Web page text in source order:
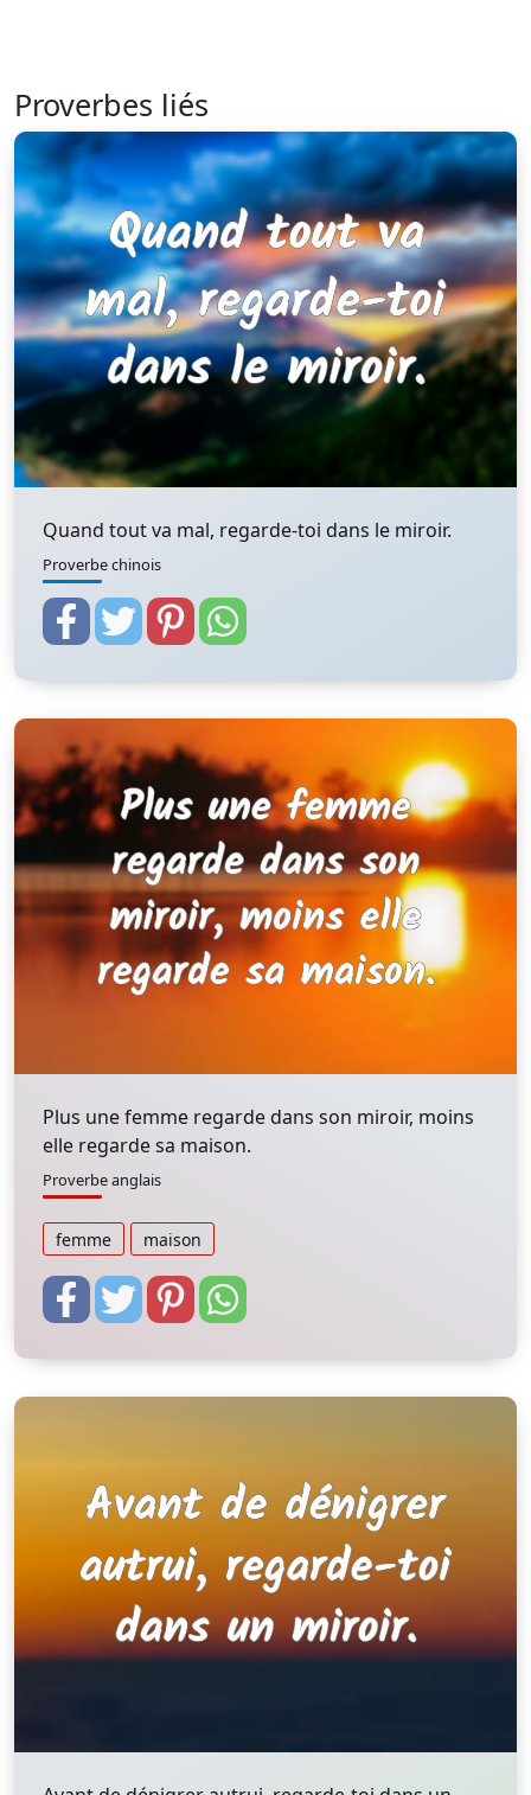
Proverbes liés
Quand tout va mal, regarde-toi dans le miroir.
Proverbe chinois
Plus une femme regarde dans son miroir, moins
elle regarde sa maison.
Proverbe anglais
femme maison